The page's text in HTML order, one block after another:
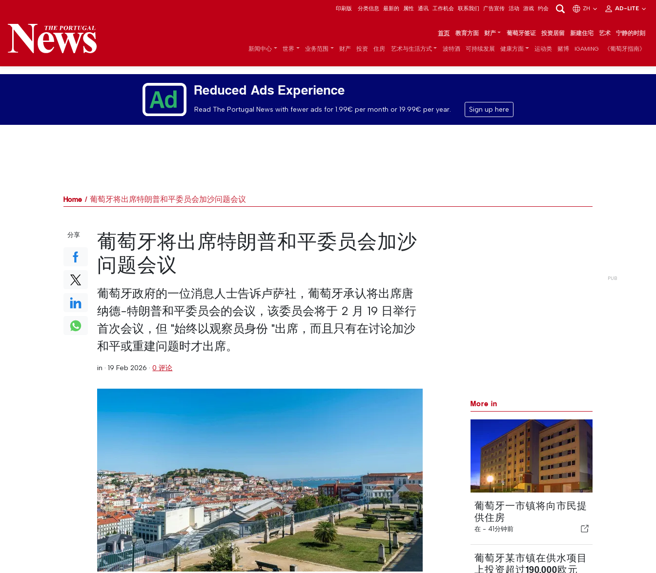
印刷版 分类信息 最新的 属性 通讯 工作机会 联系我们 广告宣传 活动 游戏 约会 ZH AD-LITE
首页 教育方面 财产 葡萄牙签证 投资居留 新建住宅 艺术 宁静的时刻
新闻中心 世界 业务范围 财产 投资 住房 艺术与生活方式 波特酒 可持续发展 健康方面 运动类 赌博 IGAMING 《葡萄牙指南》
Reduced Ads Experience
Read The Portugal News with fewer ads for 1.99€ per month or 19.99€ per year. Sign up here
Home 葡萄牙将出席特朗普和平委员会加沙问题会议
葡萄牙将出席特朗普和平委员会加沙
问题会议
葡萄牙政府的一位消息人士告诉卢萨社，葡萄牙承认将出席唐
纳德-特朗普和平委员会的会议，该委员会将于 2 月 19 日举行
首次会议，但 "始终以观察员身份 "出席，而且只有在讨论加沙
和平或重建问题时才出席。
in ·19 Feb 2026 ·0 评论
分享
More in
葡萄牙一市镇将向市民提
供住房
在 - 41分钟前
葡萄牙某市镇在供水项目
上投资超过190,000欧元